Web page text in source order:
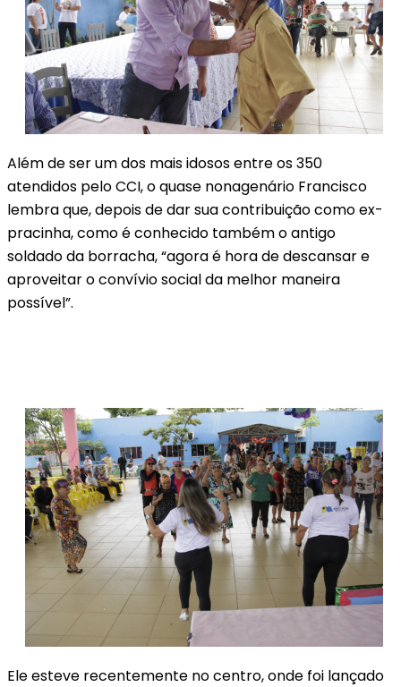
Além de ser um dos mais idosos entre os 350
atendidos pelo CCI, o quase nonagenário Francisco
lembra que, depois de dar sua contribuição como ex-
pracinha, como é conhecido também o antigo
soldado da borracha, “agora é hora de descansar e
aproveitar o convívio social da melhor maneira
possível”.
Ele esteve recentemente no centro, onde foi lançado